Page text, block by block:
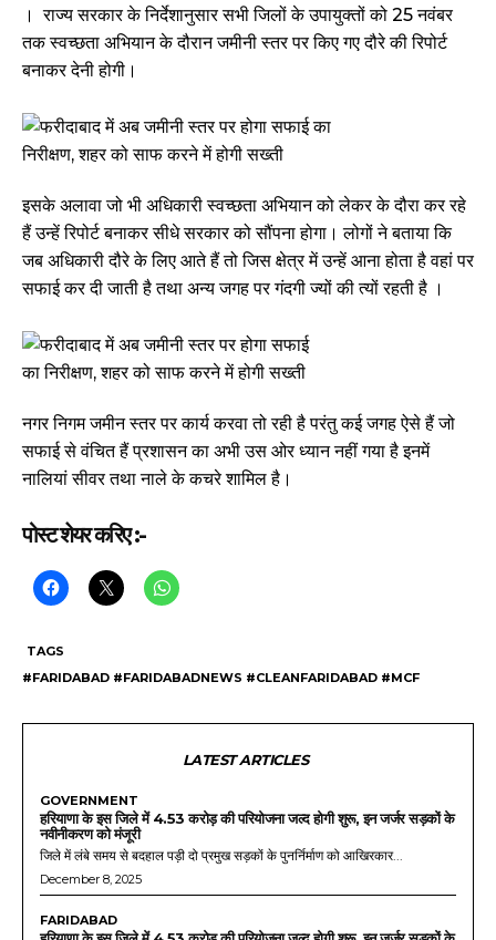
। राज्य सरकार के निर्देशानुसार सभी जिलों के उपायुक्तों को 25 नवंबर
तक स्वच्छता अभियान के दौरान जमीनी स्तर पर किए गए दौरे की रिपोर्ट
बनाकर देनी होगी।
इसके अलावा जो भी अधिकारी स्वच्छता अभियान को लेकर के दौरा कर रहे
हैं उन्हें रिपोर्ट बनाकर सीधे सरकार को सौंपना होगा। लोगों ने बताया कि
जब अधिकारी दौरे के लिए आते हैं तो जिस क्षेत्र में उन्हें आना होता है वहां पर
सफाई कर दी जाती है तथा अन्य जगह पर गंदगी ज्यों की त्यों रहती है ।
नगर निगम जमीन स्तर पर कार्य करवा तो रही है परंतु कई जगह ऐसे हैं जो
सफाई से वंचित हैं प्रशासन का अभी उस ओर ध्यान नहीं गया है इनमें
नालियां सीवर तथा नाले के कचरे शामिल है।
पोस्ट शेयर करिए :-
TAGS
#FARIDABAD #FARIDABADNEWS #CLEANFARIDABAD #MCF
LATEST ARTICLES
GOVERNMENT
हरियाणा के इस जिले में 4.53 करोड़ की परियोजना जल्द होगी शुरू, इन जर्जर सड़कों के
नवीनीकरण को मंजूरी
जिले में लंबे समय से बदहाल पड़ी दो प्रमुख सड़कों के पुनर्निर्माण को आखिरकार...
December 8, 2025
FARIDABAD